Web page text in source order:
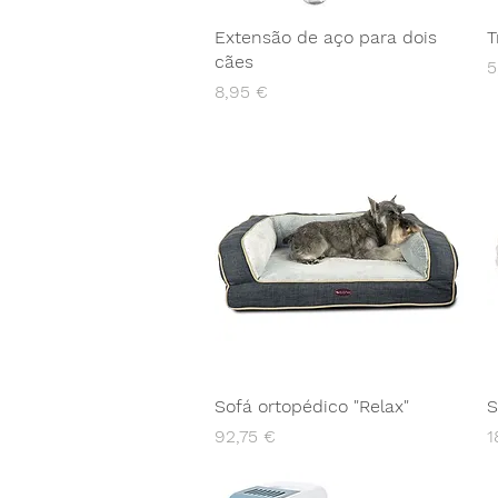
Extensão de aço para dois
cães
Preço
8,95 €
Sofá ortopédico "Relax"
Preço
92,75 €